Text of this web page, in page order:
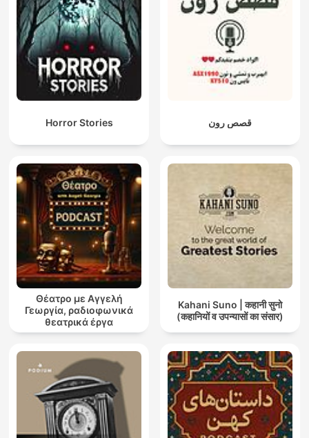
Horror Stories قصص رون
Θέατρο με Αγγελή
Γεωργία, ραδιοφωνικά
θεατρικά έργα
Kahani Suno | कहानी सुनो
(कहानियों व उपन्यासों का संसार)